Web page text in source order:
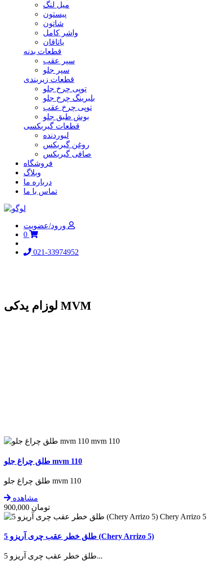
میل لنگ
پیستون
شاتون
واشر کامل
یاتاقان
قطعات بدنه
سپر عقب
سپر جلو
قطعات زیربندی
توپی چرخ جلو
بلبرینگ چرخ جلو
توپی چرخ عقب
بوش طبق جلو
قطعات گیربکسی
لیوردنده
روغن گیربکس
صافی گیربکس
فروشگاه
وبلاگ
درباره ما
تماس با ما
0
021-33974952
لوزام یدکی MVM
mvm 110
طلق چراغ جلو mvm 110
طلق چراغ جلو mvm 110
مشاهده
900,000 تومان
Chery Arrizo 5
طلق خطر عقب چری آریزو 5 (Chery Arrizo 5)
طلق خطر عقب چری آریزو 5...